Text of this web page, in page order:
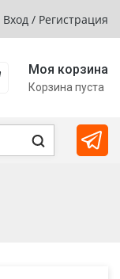
Вход / Регистрация
Моя корзина
Корзина пуста